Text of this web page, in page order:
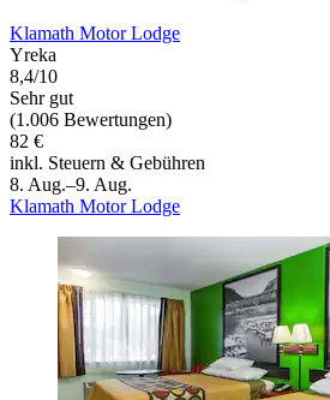
Klamath Motor Lodge
Yreka
8,4/10
Sehr gut
(1.006 Bewertungen)
82 €
inkl. Steuern & Gebühren
8. Aug.–9. Aug.
Klamath Motor Lodge